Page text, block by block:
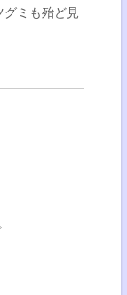
ミも殆ど見